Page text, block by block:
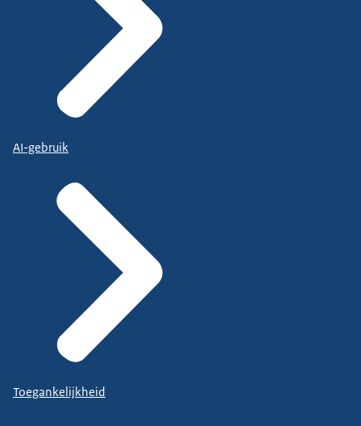
AI-gebruik
Toegankelijkheid